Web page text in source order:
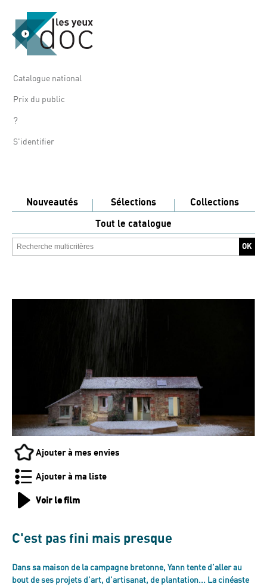
Catalogue national
Prix du public
?
S'identifier
Nouveautés Sélections
Collections
Tout le catalogue
Ajouter à mes envies
Ajouter à ma liste
Voir le film
C'est pas fini mais presque
Dans sa maison de la campagne bretonne, Yann tente d’aller au
bout de ses projets d’art, d’artisanat, de plantation... La cinéaste